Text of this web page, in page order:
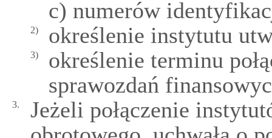
c) numerów
2) określenie instytutu
3)
określenie terminu
sprawozdań
3.
Jeżeli połączenie